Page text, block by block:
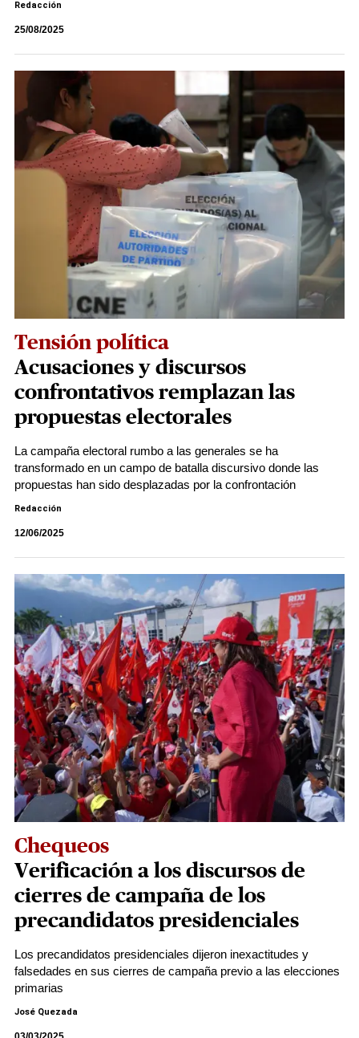
Redacción
25/08/2025
Tensión política
Acusaciones y discursos
confrontativos remplazan las
propuestas electorales
La campaña electoral rumbo a las generales se ha
transformado en un campo de batalla discursivo donde las
propuestas han sido desplazadas por la confrontación
Redacción
12/06/2025
Chequeos
Verificación a los discursos de
cierres de campaña de los
precandidatos presidenciales
Los precandidatos presidenciales dijeron inexactitudes y
falsedades en sus cierres de campaña previo a las elecciones
primarias
José Quezada